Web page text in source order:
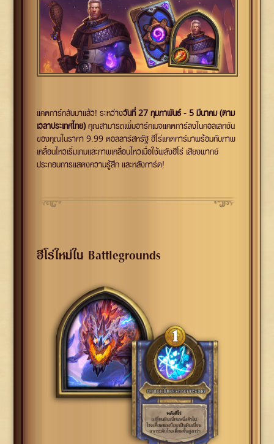
แคดการ์กลับมาแล้ว! ระหว่างวันที่ 27 กุมภาพันธ์ - 5 มีนาคม (ตาม
เวลาประเทศไทย)คุณสามารถเพิ่มอาร์คเมจแคดการ์ลงในคอลเลกชัน
ของคุณในราคา 9.99 ดอลลาร์สหรัฐ ฮีโร่แคดการ์มาพร้อมกับภาพ
เคลื่อนไหวเริ่มเกมและภาพเคลื่อนไหวเมื่อใช้พลังฮีโร่ เสียงพากย์
ประกอบการแสดงความรู้สึก และหลังการ์ด!
ฮีโร่ใหม่ใน Battlegrounds